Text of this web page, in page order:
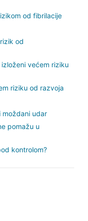
od fibrilacije
od
većem riziku
riziku od razvoja
moždani udar
pomažu u
kontrolom?